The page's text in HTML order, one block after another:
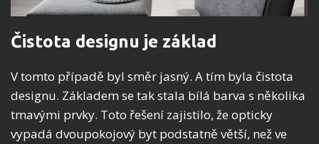
Čistota designu je základ
V tomto případě byl směr jasný. A tím byla čistota
designu. Základem se tak stala bílá barva s několika
tmavými prvky. Toto řešení zajistilo, že opticky
vypadá dvoupokojový byt podstatně větší, než ve